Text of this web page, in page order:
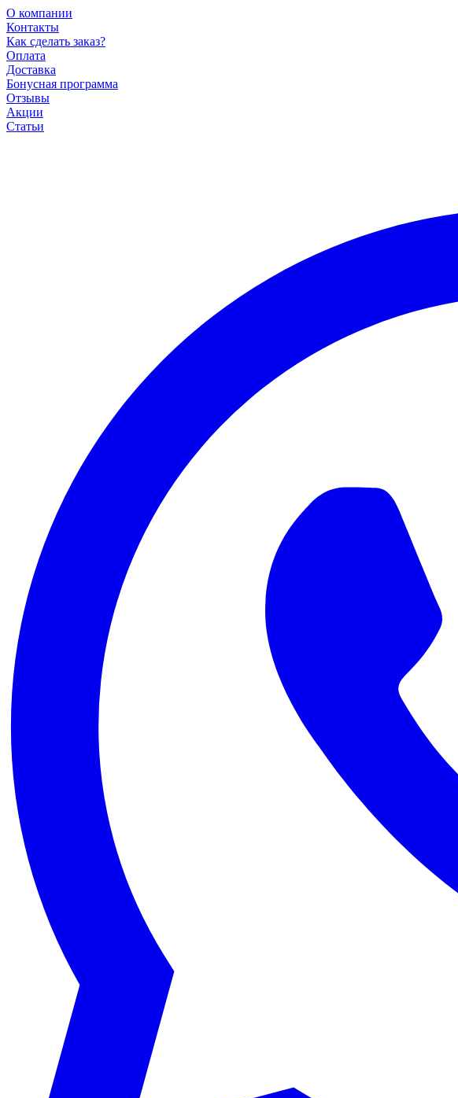
О компании
Контакты
Как сделать заказ?
Оплата
Доставка
Бонусная программа
Отзывы
Акции
Статьи